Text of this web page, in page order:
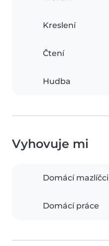
Kreslení
Čtení
Hudba
Vyhovuje mi
Domácí mazlíčci
Domácí práce